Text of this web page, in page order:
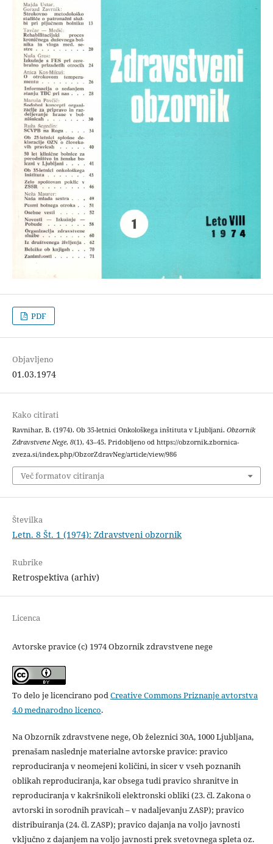
PDF
Objavljeno
01.03.1974
Kako citirati
Ravnihar, B. (1974). Ob 35-letnici Onkološkega inštituta v Ljubljani. Obzornik
Zdravstvene Nege, 8(1), 43–45. Pridobljeno od https://obzornik.zbornica-
zveza.si/index.php/ObzorZdravNeg/article/view/986
Več formatov citiranja
Številka
Letn. 8 Št. 1 (1974): Zdravstveni obzornik
Rubrike
Retrospektiva (arhiv)
Licenca
Avtorske pravice (c) 1974 Obzornik zdravstvene nege
To delo je licencirano pod Creative Commons Priznanje avtorstva
4.0 mednarodno licenco.
Na Obzornik zdravstvene nege, Ob železnici 30A, 1000 Ljubljana,
prenašam naslednje materialne avtorske pravice: pravico
reproduciranja v neomejeni količini, in sicer v vseh poznanih
oblikah reproduciranja, kar obsega tudi pravico shranitve in
reproduciranja v kakršnikoli elektronski obliki (23. čl. Zakona o
avtorski in sorodnih pravicah – v nadaljevanju ZASP); pravico
distribuiranja (24. čl. ZASP); pravico dajanja na voljo javnosti
vključno z dajanjem na voljo javnosti prek svetovnega spleta oz.